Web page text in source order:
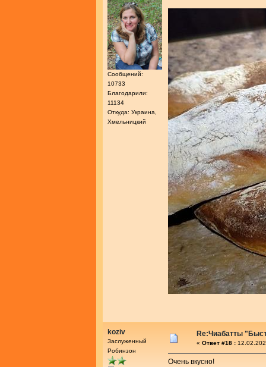
Сообщений:
10733
Благодарили:
11134
Откуда: Украина,
Хмельницкий
koziv
Заслуженный
Робинзон
Re:Чиабатты
« Ответ #18 :
Очень вкусно!